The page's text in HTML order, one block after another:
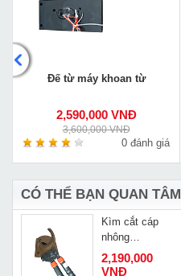
Đế từ máy khoan từ
2,590,000 VNĐ
3,600,000 VNĐ
0 đánh giá
CÓ THỂ BẠN QUAN TÂM
Kìm cắt cáp
nhông
Changyou J75
2,190,000
VNĐ